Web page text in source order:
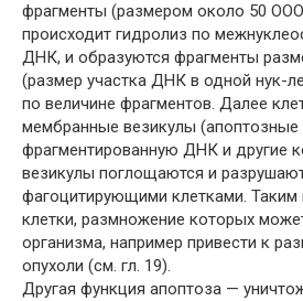
фрагменты (размером около 50 ООО
происходит гидролиз по
ДНК, и образуются фрагменты
(размер участка ДНК в одной нук-
по величине фрагментов. Далее
мембранные везикулы
фрагментированную ДНК и другие
везикулы поглощаются и
фагоцитирующими клетками. Таким
клетки, размножение которых
организма, например привести к
опухоли (см. гл. 19).
Другая функция апоптоза —